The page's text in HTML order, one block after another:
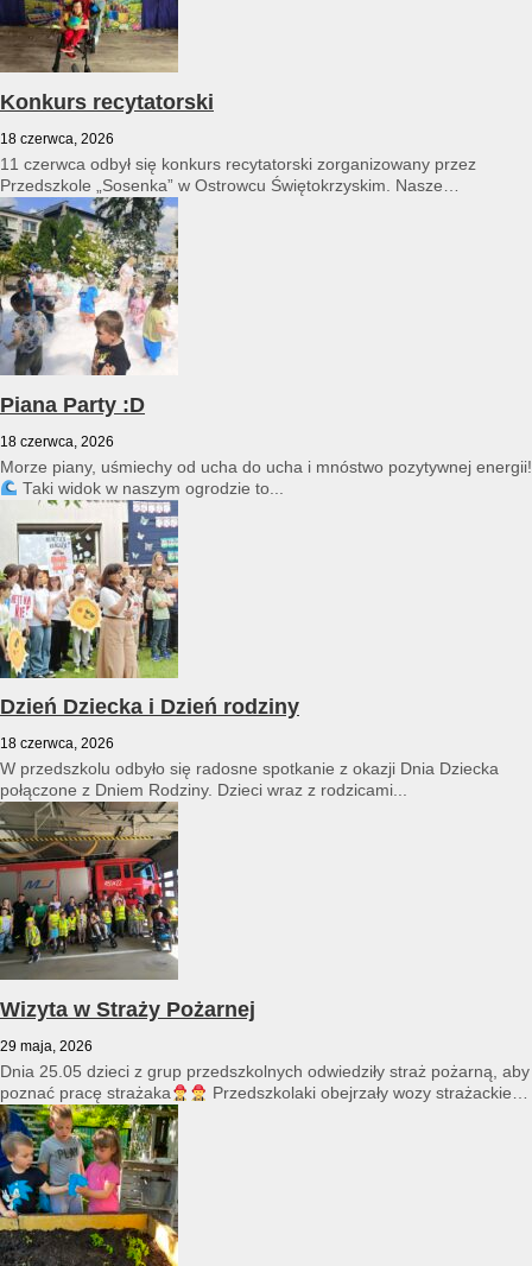
Konkurs recytatorski
18 czerwca, 2026
11 czerwca odbył się konkurs recytatorski zorganizowany przez
Przedszkole „Sosenka” w Ostrowcu Świętokrzyskim. Nasze
przedszkole reprezentował Franciszek Karpiński...
Piana Party :D
18 czerwca, 2026
Morze piany, uśmiechy od ucha do ucha i mnóstwo pozytywnej energii!
Taki widok w naszym ogrodzie to...
Dzień Dziecka i Dzień rodziny
18 czerwca, 2026
W przedszkolu odbyło się radosne spotkanie z okazji Dnia Dziecka
połączone z Dniem Rodziny. Dzieci wraz z rodzicami...
Wizyta w Straży Pożarnej
29 maja, 2026
Dnia 25.05 dzieci z grup przedszkolnych odwiedziły straż pożarną, aby
poznać pracę strażaka
Przedszkolaki obejrzały wozy strażackie
i...